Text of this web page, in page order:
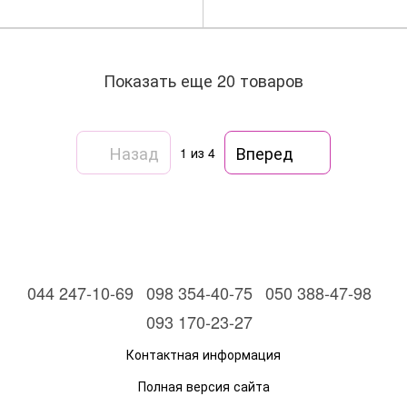
Показать еще 20 товаров
Назад 1 из 4 Вперед
044 247-10-69 098 354-40-75 050 388-47-98
093 170-23-27
Контактная информация
Полная версия сайта